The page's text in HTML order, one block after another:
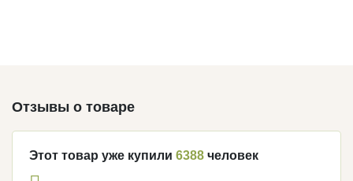
Отзывы о товаре
Этот товар уже купили 6388 человек